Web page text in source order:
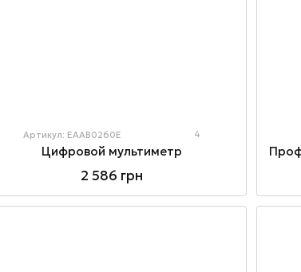
Артикул: EAAB0260E 4
Цифровой мультиметр
2 586 грн